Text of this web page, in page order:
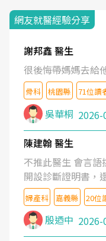
網友就醫經驗分享
謝邦鑫 醫生
很後悔帶媽媽去給
骨科 桃園縣 71位讀
吳華桐 2026-
陳建翰 醫生
不推此醫生 會言
開設診斷證明書，
婦產科 嘉義縣 20位
殷迺中 2026-